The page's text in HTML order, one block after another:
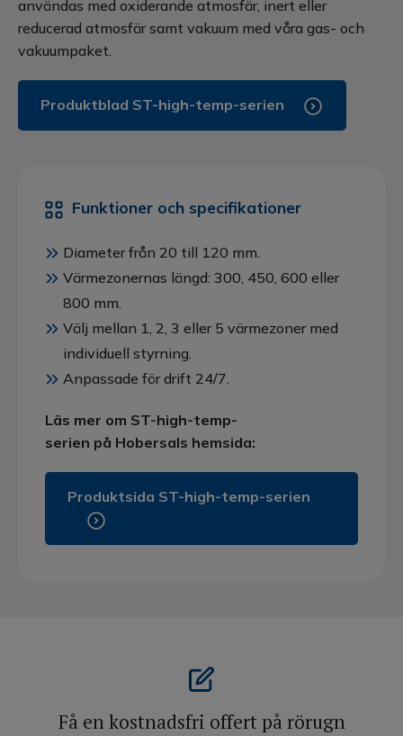
användas med oxiderande atmosfär, inert eller
reducerad atmosfär samt vakuum med våra gas- och
vakuumpaket.
Produktblad ST-high-temp-serien
Funktioner och specifikationer
Diameter från 20 till 120 mm.
Värmezonernas längd: 300, 450, 600 eller
800 mm.
Välj mellan 1, 2, 3 eller 5 värmezoner med
individuell styrning.
Anpassade för drift 24/7.
Läs mer om ST-high-temp-
serien på Hobersals hemsida:
Produktsida ST-high-temp-serien
Få en kostnadsfri offert på rörugn